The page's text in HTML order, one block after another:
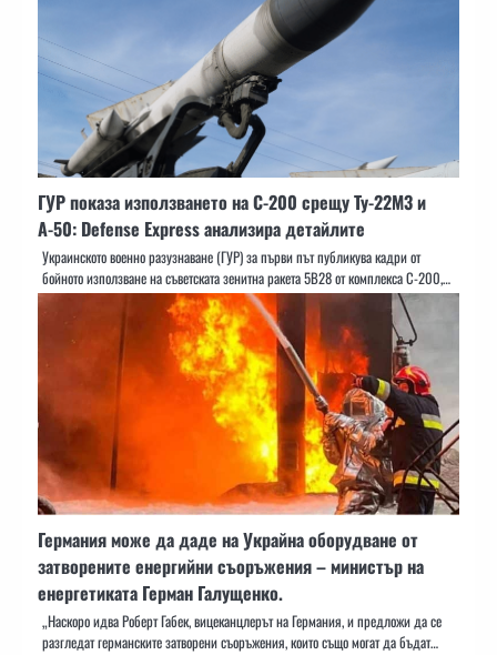
ГУР показа използването на С-200 срещу Ту-22М3 и
А-50: Defense Express анализира детайлите
Украинското военно разузнаване (ГУР) за първи път публикува кадри от
бойното използване на съветската зенитна ракета 5В28 от комплекса С-200,…
Германия може да даде на Украйна оборудване от
затворените енергийни съоръжения – министър на
енергетиката Герман Галущенко.
„Наскоро идва Роберт Габек, вицеканцлерът на Германия, и предложи да се
разгледат германските затворени съоръжения, които също могат да бъдат…